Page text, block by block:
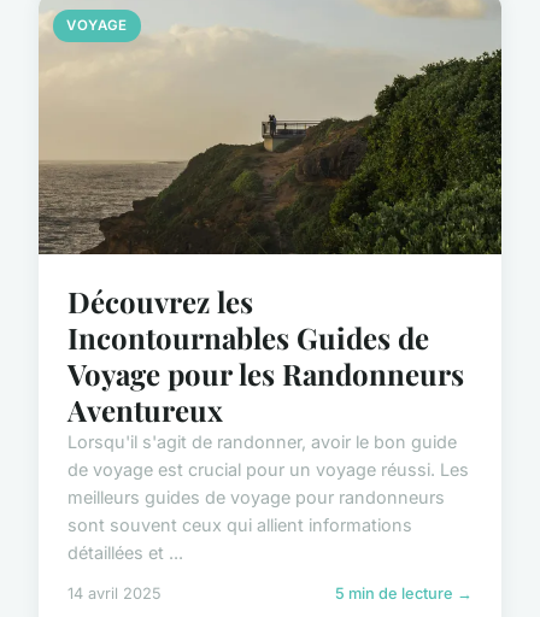
VOYAGE
Découvrez les
Incontournables Guides de
Voyage pour les Randonneurs
Aventureux
Lorsqu'il s'agit de randonner, avoir le bon guide
de voyage est crucial pour un voyage réussi. Les
meilleurs guides de voyage pour randonneurs
sont souvent ceux qui allient informations
détaillées et ...
14 avril 2025 5 min de lecture →